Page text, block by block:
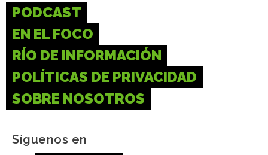
PODCAST
EN EL FOCO
RÍO DE INFORMACIÓN
POLÍTICAS DE PRIVACIDAD
SOBRE NOSOTROS
Síguenos en